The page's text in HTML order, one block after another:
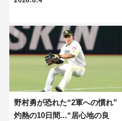
野村勇が恐れた“2軍への慣れ”
灼熱の10日間...“居心地の良